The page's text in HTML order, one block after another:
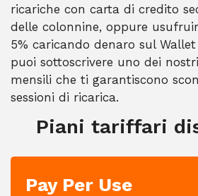
ricariche con carta di credito
delle colonnine, oppure
5% caricando denaro sul
puoi sottoscrivere uno dei
mensili che ti garantiscono
sessioni di ricarica.
Piani tariffari
Pay Per Use